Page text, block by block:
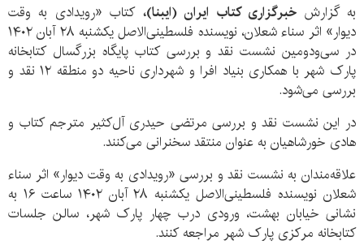
به گزارش خبرگزاری کتاب ایران (ایبنا)، کتاب «رویدادی به وقت
دیوار» اثر سناء شعلان، نویسنده فلسطینی‌الاصل یکشنبه ۲۸ آبان ۱۴۰۲
در سی‌ودومین نشست نقد و بررسی کتاب پایگاه بزرگسال کتابخانه
پارک شهر با همکاری بنیاد افرا و شهرداری ناحیه دو منطقه ۱۲ نقد و
بررسی می‌شود.
در این نشست نقد و بررسی مرتضی حیدری آل‌کثیر مترجم کتاب و
هادی خورشاهیان به عنوان منتقد سخنرانی می‌کنند.
علاقه‌مندان به نشست نقد و بررسی «رویدادی به وقت دیوار» اثر سناء
شعلان نویسنده فلسطینی‌الاصل یکشنبه ۲۸ آبان ۱۴۰۲ ساعت ۱۶ به
نشانی خیابان بهشت، ورودی درب چهار پارک شهر، سالن جلسات
کتابخانه مرکزی پارک شهر مراجعه کنند.